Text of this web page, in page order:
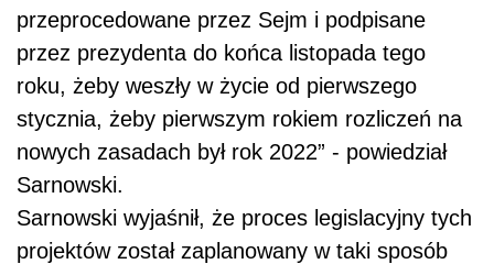
przeprocedowane przez Sejm i podpisane
przez prezydenta do końca listopada tego
roku, żeby weszły w życie od pierwszego
stycznia, żeby pierwszym rokiem rozliczeń na
nowych zasadach był rok 2022” - powiedział
Sarnowski.
Sarnowski wyjaśnił, że proces legislacyjny tych
projektów został zaplanowany w taki sposób